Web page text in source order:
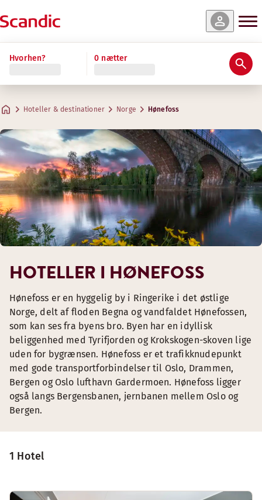
Hvorhen? 0 nætter
Hoteller & destinationer Norge Hønefoss
1 Hotel
HOTELLER I HØNEFOSS
Hønefoss er en hyggelig by i Ringerike i det østlige
Norge, delt af floden Begna og vandfaldet Hønefossen,
som kan ses fra byens bro. Byen har en idyllisk
beliggenhed med Tyrifjorden og Krokskogen-skoven lige
uden for bygrænsen. Hønefoss er et trafikknudepunkt
med gode transportforbindelser til Oslo, Drammen,
Bergen og Oslo lufthavn Gardermoen. Hønefoss ligger
også langs Bergensbanen, jernbanen mellem Oslo og
Bergen.